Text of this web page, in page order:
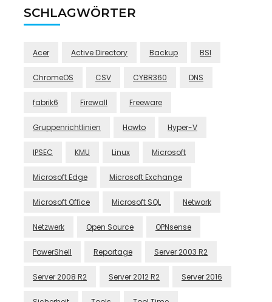
SCHLAGWÖRTER
Acer Active Directory Backup BSI
ChromeOS CSV CYBR360 DNS
fabrik6 Firewall Freeware
Gruppenrichtlinien Howto Hyper-V
IPSEC KMU Linux Microsoft
Microsoft Edge Microsoft Exchange
Microsoft Office Microsoft SQL Network
Netzwerk Open Source OPNsense
PowerShell Reportage Server 2003 R2
Server 2008 R2 Server 2012 R2 Server 2016